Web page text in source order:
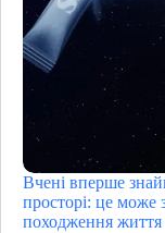
Вчені вперше
просторі: це може
походження життя